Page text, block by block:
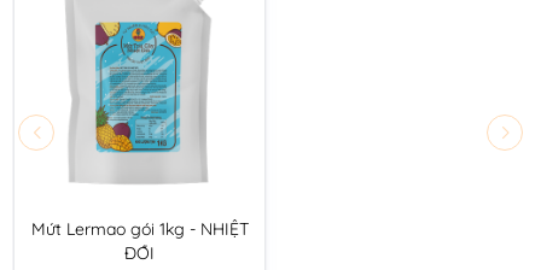
Mứt Lermao gói 1kg - NHIỆT
ĐỚI